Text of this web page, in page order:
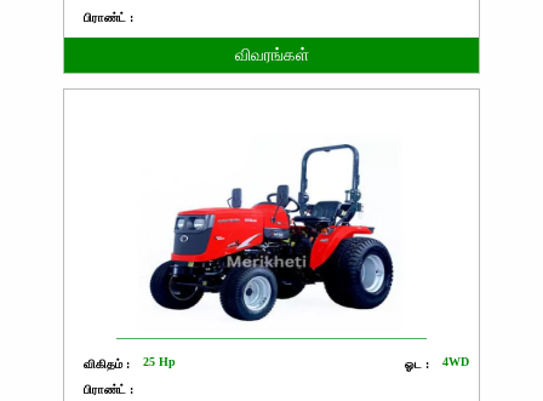
பிராண்ட் :
விவரங்கள்
விகிதம் : 25 Hp ஓட : 4WD
பிராண்ட் :